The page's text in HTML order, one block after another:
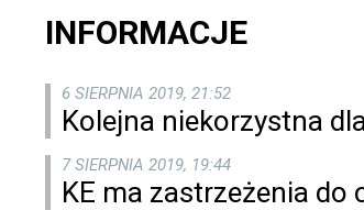
INFORMACJE
6 SIERPNIA 2019, 21:52
Kolejna niekorzystna
7 SIERPNIA 2019, 19:44
KE ma zastrzeżenia do